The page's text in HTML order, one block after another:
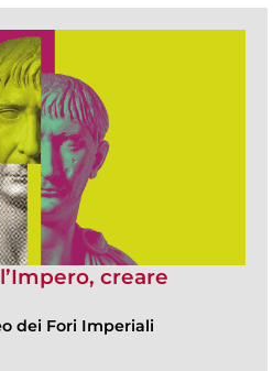
creare
dei Fori Imperiali